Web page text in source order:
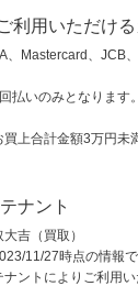
利用いただけ
、Mastercard、JCB
払いのみとなります。
上合計金額3万円未
テナント
大吉（買取）
11/27時点の情報で
ントによりご利用い